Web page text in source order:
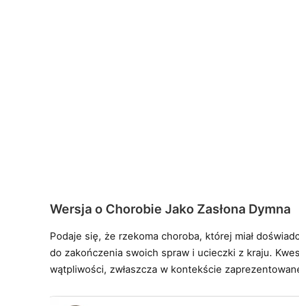
Wersja o Chorobie Jako Zasłona Dymna
Podaje się, że rzekoma choroba, której miał
do zakończenia swoich spraw i ucieczki z kraju.
wątpliwości, zwłaszcza w kontekście